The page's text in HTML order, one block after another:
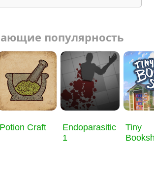
популярность
Potion Craft
Endoparasitic
1
Tiny